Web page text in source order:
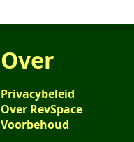
Over
Privacybeleid
Over RevSpace
Voorbehoud